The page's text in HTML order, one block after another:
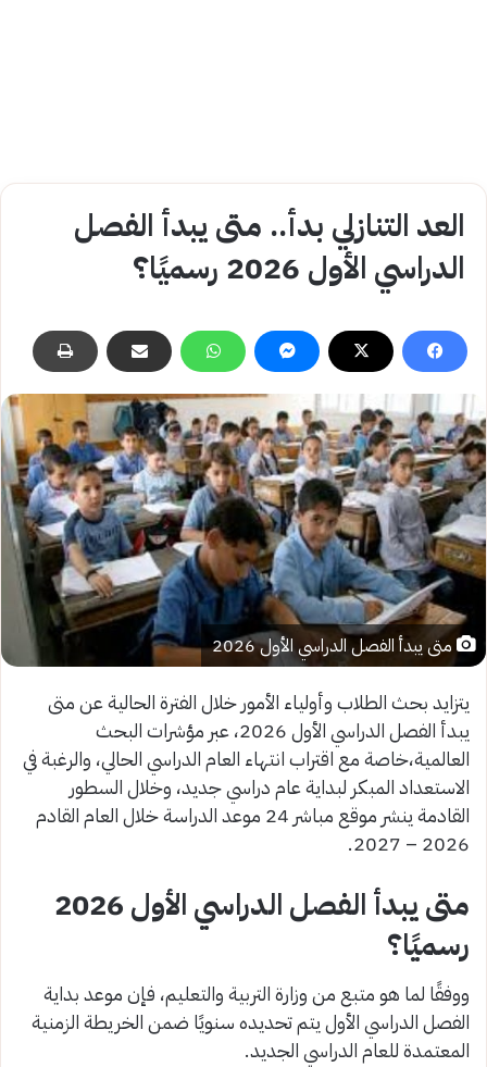
العد التنازلي بدأ.. متى يبدأ الفصل
الدراسي الأول 2026 رسميًا؟
متى يبدأ الفصل الدراسي الأول 2026
يتزايد بحث الطلاب وأولياء الأمور خلال الفترة الحالية عن متى
يبدأ الفصل الدراسي الأول 2026، عبر مؤشرات البحث
العالمية،خاصة مع اقتراب انتهاء العام الدراسي الحالي، والرغبة في
الاستعداد المبكر لبداية عام دراسي جديد، وخلال السطور
القادمة ينشر موقع مباشر 24 موعد الدراسة خلال العام القادم
2026 – 2027.
متى يبدأ الفصل الدراسي الأول 2026
رسميًا؟
ووفقًا لما هو متبع من وزارة التربية والتعليم، فإن موعد بداية
الفصل الدراسي الأول يتم تحديده سنويًا ضمن الخريطة الزمنية
المعتمدة للعام الدراسي الجديد.